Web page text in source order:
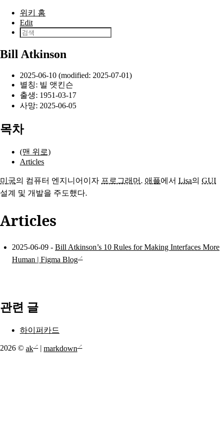
본문으로 건너뛰기
위키 홈
Edit
Bill Atkinson
2025-06-10 (modified: 2025-07-01)
별칭: 빌 앳킨슨
출생: 1951-03-17
사망: 2025-06-05
목차
(맨 위로)
Articles
미국의 컴퓨터 엔지니어이자 프로그래머 . 애플에서 Lisa의 GUI
설계 및 개발을 주도했다.
Articles
2025-06-09 - Bill Atkinson’s 10 Rules for Making Interfaces More
Human | Figma Blog
관련 글
하이퍼카드
2026 © ak markdown